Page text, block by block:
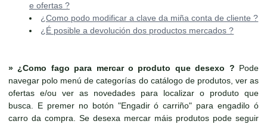
e ofertas ?
¿Como podo modificar a clave da miña conta de cliente ?
¿É posible a devolución dos productos mercados ?
» ¿Como fago para mercar o produto que desexo ? Pode
navegar polo menú de categorías do catálogo de produtos, ver as
ofertas e/ou ver as novedades para localizar o produto que
busca. E premer no botón "Engadir ó carriño" para engadilo ó
carro da compra. Se desexa mercar máis produtos pode seguir